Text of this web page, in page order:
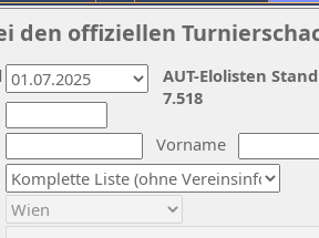
den offiziellen
Vorname
AUT-Elolisten
7.518